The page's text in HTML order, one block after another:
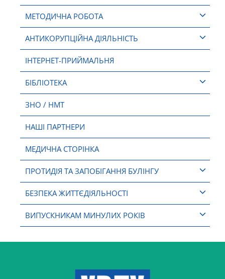
МЕТОДИЧНА РОБОТА
АНТИКОРУПЦІЙНА ДІЯЛЬНІСТЬ
ІНТЕРНЕТ-ПРИЙМАЛЬНЯ
БІБЛІОТЕКА
ЗНО / НМТ
НАШІ ПАРТНЕРИ
МЕДИЧНА СТОРІНКА
ПРОТИДІЯ ТА ЗАПОБІГАННЯ БУЛІНГУ
БЕЗПЕКА ЖИТТЄДІЯЛЬНОСТІ
ВИПУСКНИКАМ МИНУЛИХ РОКІВ